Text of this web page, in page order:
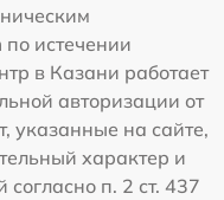
истечении
в Казани работает
авторизации от
указанные на сайте,
характер и
п. 2 ст. 437